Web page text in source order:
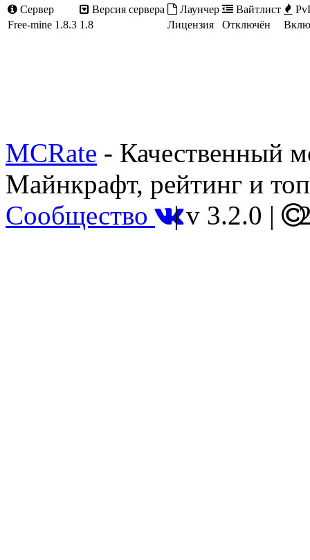
Сервер
Версия сервера Лаунчер Вайтлист
Free-mine 1.8.3 1.8 Лицензия Отключён
MCRate - Качественный
Майнкрафт, рейтинг и
Сообщество |v 3.2.0 |